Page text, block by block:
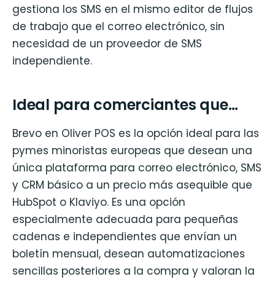
gestiona los SMS en el mismo editor de flujos
de trabajo que el correo electrónico, sin
necesidad de un proveedor de SMS
independiente.
Ideal para comerciantes que…
Brevo en Oliver POS es la opción ideal para las
pymes minoristas europeas que desean una
única plataforma para correo electrónico, SMS
y CRM básico a un precio más asequible que
HubSpot o Klaviyo. Es una opción
especialmente adecuada para pequeñas
cadenas e independientes que envían un
boletín mensual, desean automatizaciones
sencillas posteriores a la compra y valoran la